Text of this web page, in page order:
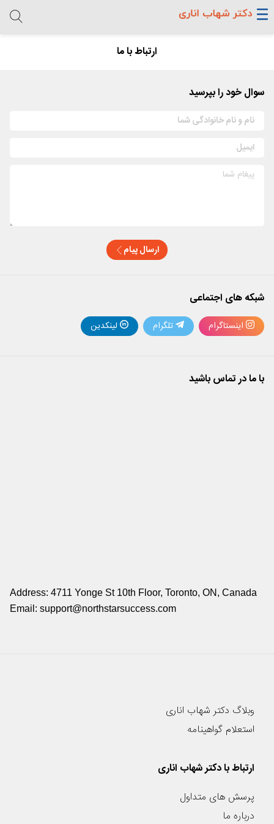
ارتباط با ما
سوال خود را بپرسید
ارسال پیام
شبکه های اجتماعی
اینستاگرام تلگرام لینکدین
با ما در تماس باشید
Address: 4711 Yonge St 10th Floor, Toronto, ON, Canada
Email: support@northstarsuccess.com
وبلاگ دکتر شهاب اناری
استعلام گواهینامه
ارتباط با دکتر شهاب اناری
پرسش های متداول
درباره ما